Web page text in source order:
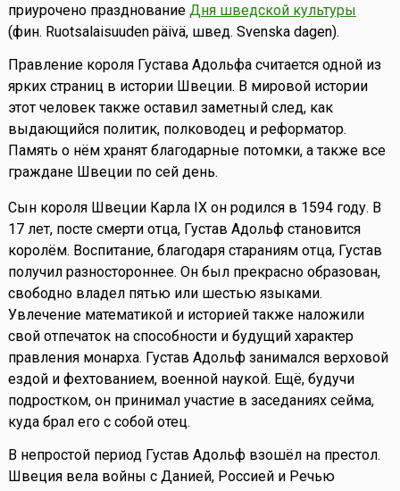
приурочено празднование Дня шведской культуры
(фин. Ruotsalaisuuden päivä, швед. Svenska dagen).
Правление короля Густава Адольфа считается одной из
ярких страниц в истории Швеции. В мировой истории
этот человек также оставил заметный след, как
выдающийся политик, полководец и реформатор.
Память о нём хранят благодарные потомки, а также все
граждане Швеции по сей день.
Сын короля Швеции Карла IX он родился в 1594 году. В
17 лет, посте смерти отца, Густав Адольф становится
королём. Воспитание, благодаря стараниям отца, Густав
получил разностороннее. Он был прекрасно образован,
свободно владел пятью или шестью языками.
Увлечение математикой и историей также наложили
свой отпечаток на способности и будущий характер
правления монарха. Густав Адольф занимался верховой
ездой и фехтованием, военной наукой. Ещё, будучи
подростком, он принимал участие в заседаниях сейма,
куда брал его с собой отец.
В непростой период Густав Адольф взошёл на престол.
Швеция вела войны с Данией, Россией и Речью